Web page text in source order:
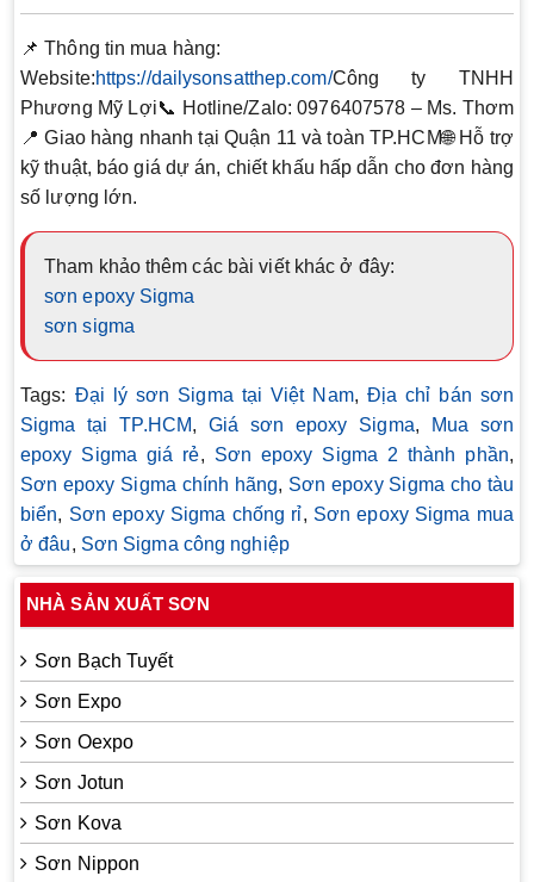
📌Thông tin mua hàng:
Website:https://dailysonsatthep.com/Công ty TNHH
Phương Mỹ Lợi📞 Hotline/Zalo: 0976407578 – Ms. Thơm
📍 Giao hàng nhanh tại Quận 11 và toàn TP.HCM🌐 Hỗ trợ
kỹ thuật, báo giá dự án, chiết khấu hấp dẫn cho đơn hàng
số lượng lớn.
Tham khảo thêm các bài viết khác ở đây:
sơn epoxy Sigma
sơn sigma
Tags: Đại lý sơn Sigma tại Việt Nam, Địa chỉ bán sơn
Sigma tại TP.HCM, Giá sơn epoxy Sigma,
Mua sơn
epoxy Sigma giá rẻ, Sơn epoxy Sigma 2 thành phần,
Sơn epoxy Sigma chính hãng, Sơn epoxy Sigma cho tàu
biển, Sơn epoxy Sigma chống rỉ, Sơn epoxy Sigma mua
ở đâu, Sơn Sigma công nghiệp
NHÀ SẢN XUẤT SƠN
Sơn Bạch Tuyết
Sơn Expo
Sơn Oexpo
Sơn Jotun
Sơn Kova
Sơn Nippon